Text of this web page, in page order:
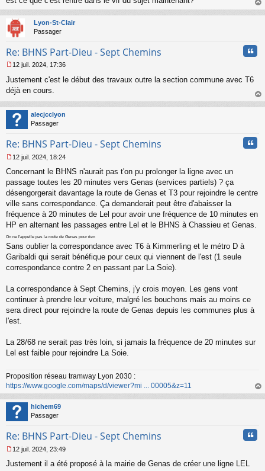
l
u
au
Lyon-St-Clair
Passager
Re: BHNS Part-Dieu - Sept Chemins
e
s
a
g
e
o
l
u
12 juil. 2024, 17:36
Justement c'est le début des travaux outre la section commune avec T6
déjà en cours.
au
alecjcclyon
Passager
Re: BHNS Part-Dieu - Sept Chemins
e
s
s
a
g
e
n
o
n
u
12 juil. 2024, 18:24
Concernant le BHNS n'aurait pas t'on pu prolonger la ligne avec un
passage toutes les 20 minutes vers Genas (services partiels) ? ça
désengorgerait davantage la route de Genas et T3 pour rejoindre le centre
ville sans correspondance. Ça demanderait peut être d'abaisser la
fréquence à 20 minutes de Lel pour avoir une fréquence de 10 minutes en
HP en alternant les passages entre Lel et le BHNS à Chassieu et Genas.
On ne l'appelle pas la route de Genas pour rien
Sans oublier la correspondance avec T6 à Kimmerling et le métro D à
Garibaldi qui serait bénéfique pour ceux qui viennent de l'est (1 seule
correspondance contre 2 en passant par La Soie).
La correspondance à Sept Chemins, j'y crois moyen. Les gens vont
continuer à prendre leur voiture, malgré les bouchons mais au moins ce
sera direct pour rejoindre la route de Genas depuis les communes plus à
l'est.
La 28/68 ne serait pas très loin, si jamais la fréquence de 20 minutes sur
Lel est faible pour rejoindre La Soie.
Proposition réseau tramway Lyon 2030 :
https://www.google.com/maps/d/viewer?mi ... 00005&z=11
au
hichem69
Passager
Re: BHNS Part-Dieu - Sept Chemins
e
12 juil. 2024, 23:49
Justement il a été proposé à la mairie de Genas de créer une ligne LEL